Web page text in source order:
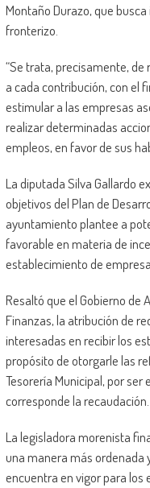
Montaño Durazo, que
fronterizo.
“Se trata, precisamente,
a cada contribución, con el
estimular a las empresas
realizar determinadas
empleos, en favor de sus
La diputada Silva Gallardo
objetivos del Plan de
ayuntamiento plantee a
favorable en materia de
establecimiento de
Resaltó que el Gobierno de
Finanzas, la atribución de
interesadas en recibir los
propósito de otorgarle las
Tesorería Municipal, por
corresponde la recaudación.
La legisladora morenista
una manera más ordenada
encuentra en vigor para los